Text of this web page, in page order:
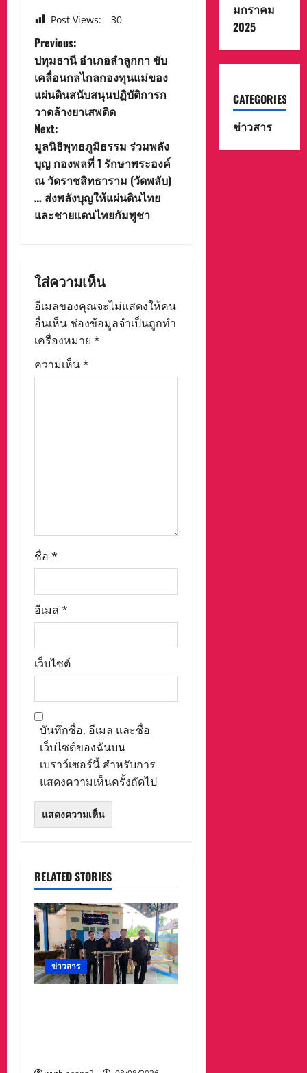
Post Views: 30
P
o
s
t
n
a
v
g
a
t
i
Previous:
ปทุมธานี อำเภอลำลูกกา ขับ
เคลื่อนกลไกลกองทุนแม่ของ
แผ่นดินสนับสนุนปฏิบัติการก
วาดล้างยาเสพติด
Next:
มูลนิธิพุทธภูมิธรรม ร่วมพลัง
บุญ กองพลที่ 1 รักษาพระองค์
ณ วัดราชสิทธาราม (วัดพลับ)
… ส่งพลังบุญให้แผ่นดินไทย
และชายแดนไทยกัมพูชา
ใส่ความเห็น
อีเมลของคุณจะไม่แสดงให้คน
อื่นเห็น ช่องข้อมูลจำเป็นถูกทำ
เครื่องหมาย *
ความเห็น*
ชื่อ *
อีเมล *
เว็บไซต์
บันทึกชื่อ, อีเมล และชื่อ
เว็บไซต์ของฉันบน
เบราว์เซอร์นี้ สำหรับการ
แสดงความเห็นครั้งถัดไป
RELATED STORIES
ข่าวสาร
มกราคม
2025
CATEGORIES
ข่าวสาร